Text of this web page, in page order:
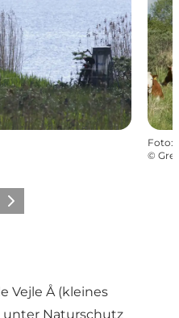
Foto:
©
Weiter
Vejle Å (kleines
unter Naturschutz